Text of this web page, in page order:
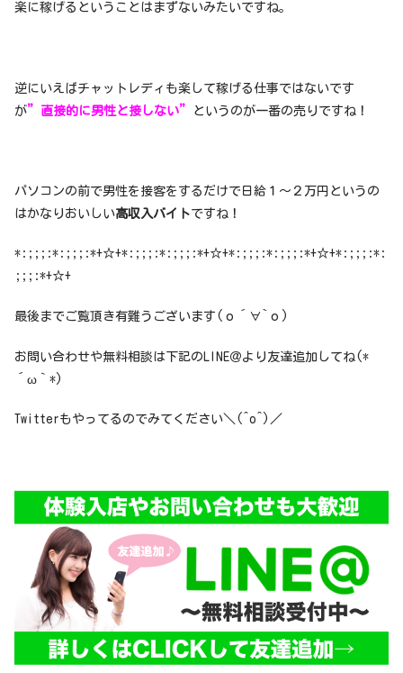
楽に稼げるということはまずないみたいですね。
逆にいえばチャットレディも楽して稼げる仕事ではないです
が”直接的に男性と接しない” というのが一番の売りですね！
パソコンの前で男性を接客をするだけで日給１～２万円というの
はかなりおいしい高収入バイトですね！
*:;;;:*:;;;:*+☆+*:;;;:*:;;;:*+☆+*:;;;:*:;;;:*+☆+*:;;;:*:
;;;:*+☆+
最後までご覧頂き有難うございます(о´∀`о)
お問い合わせや無料相談は下記のLINE＠より友達追加してね(*
´ω｀*)
Twitterもやってるのでみてください＼(^o^)／